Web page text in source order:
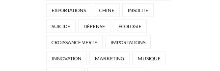
EXPORTATIONS CHINE INSOLITE
SUICIDE DÉFENSE ÉCOLOGIE
CROISSANCE VERTE IMPORTATIONS
INNOVATION MARKETING MUSIQUE